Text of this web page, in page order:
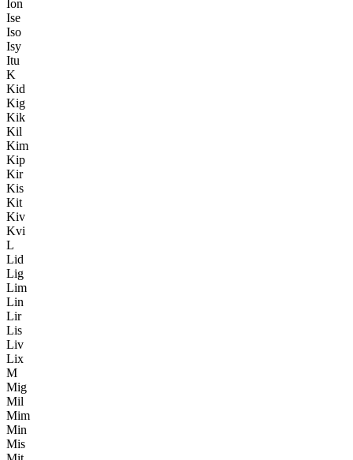
Ion
Ise
Iso
Isy
Itu
K
Kid
Kig
Kik
Kil
Kim
Kip
Kir
Kis
Kit
Kiv
Kvi
L
Lid
Lig
Lim
Lin
Lir
Lis
Liv
Lix
M
Mig
Mil
Mim
Min
Mis